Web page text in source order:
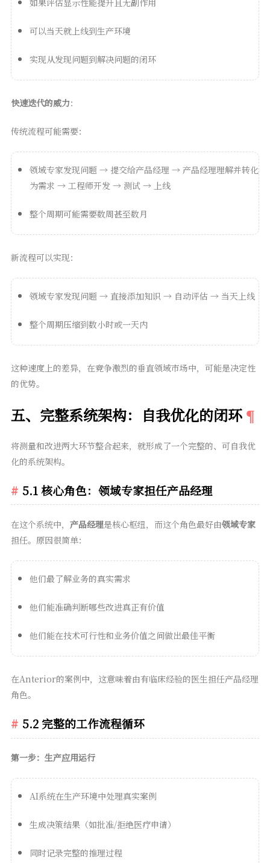
如果评估显示性能提升且无副作用
可以当天就上线到生产环境
实现从发现问题到解决问题的闭环
快速迭代的威力：
传统流程可能需要：
领域专家发现问题 → 提交给产品经理 → 产品经理理解并转化
为需求 → 工程师开发 → 测试 → 上线
整个周期可能需要数周甚至数月
新流程可以实现：
领域专家发现问题 → 直接添加知识 → 自动评估 → 当天上线
整个周期压缩到数小时或一天内
这种速度上的差异，在竞争激烈的垂直领域市场中，可能是决定性
的优势。
五、完整系统架构：自我优化的闭环
将测量和改进两大环节整合起来，就形成了一个完整的、可自我优
化的系统架构。
5.1 核心角色：领域专家担任产品经理
在这个系统中， 产品经理是核心枢纽，而这个角色最好由领域专家
担任。原因很简单：
他们最了解业务的真实需求
他们能准确判断哪些改进真正有价值
他们能在技术可行性和业务价值之间做出最佳平衡
在Anterior的案例中，这意味着由有临床经验的医生担任产品经理
角色。
5.2 完整的工作流程循环
第一步：生产应用运行
AI系统在生产环境中处理真实案例
生成决策结果（如批准/拒绝医疗申请）
同时记录完整的推理过程